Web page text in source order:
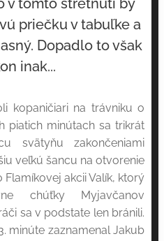
v tomto stretnutí by
priečku v tabuľke a
Dopadlo to však
inak...
kopaničiari na trávniku o
piatich minútach sa trikrát
svätyňu zakončeniami
veľkú šancu na otvorenie
akcii Valík, ktorý
chúťky Myjavčanov
sa v podstate len bránili.
minúte zaznamenal Jakub